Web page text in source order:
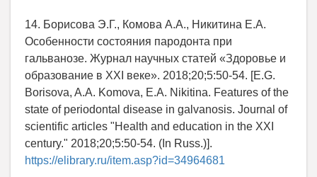
14. Борисова Э.Г., Комова А.А., Никитина Е.А.
Особенности состояния пародонта при
гальванозе. Журнал научных статей «Здоровье и
образование в XXI веке». 2018;20;5:50-54. [E.G.
Borisova, A.A. Komova, E.A. Nikitina. Features of the
state of periodontal disease in galvanosis. Journal of
scientific articles "Health and education in the XXI
century." 2018;20;5:50-54. (In Russ.)].
https://elibrary.ru/item.asp?id=34964681